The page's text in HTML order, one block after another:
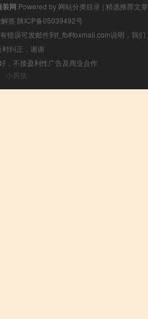
装网 Powered by 网站分类目录 | 精选推荐文章
答 陕ICP备05039492号
错误可发邮件到f_fb#foxmail.com说明，我们
时纠正，谢谢
，不接盈利性广告及商业合作
小男孩